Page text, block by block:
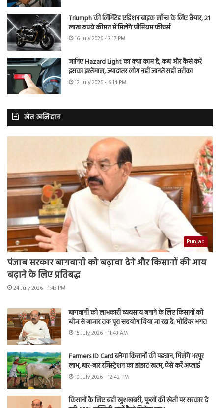
Triumph की लिमिटेड एडिशन बाइक लॉन्च के लिए तैयार, 21
लाख रुपये कीमत में मिलेंगे प्रीमियम फीचर्स
16 July 2026 - 3:17 PM
जानिए Hazard Light का क्या काम है, कब और कैसे करें
इसका इस्तेमाल, ज्यादातर लोग नहीं जानते सही तरीका
12 July 2026 - 6:14 PM
खेत खलिहान
Punjab
पंजाब सरकार बागवानी को बढ़ावा देने और किसानों की आय
बढ़ाने के लिए प्रतिबद्ध
24 July 2026 - 1:45 PM
बागवानी को लाभकारी व्यवसाय बनाने के लिए किसानों को
बीज से बाजार तक पूरा सहयोग दिया जा रहा है: मोहिंदर भगत
15 July 2026 - 11:43 AM
Farmers ID Card बनेगा किसानों की पहचान, मिलेंगे भरपूर
लाभ, बार-बार रजिस्ट्रेशन का झंझट खत्म, ऐसे करें अप्लाई
10 July 2026 - 12:42 PM
किसानों के लिए बड़ी खुशखबरी, फूलों की खेती पर सरकार दे